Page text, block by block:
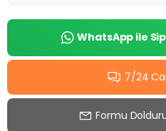
WhatsApp ile
7/24
Formu